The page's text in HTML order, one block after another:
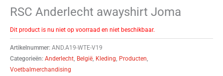
RSC Anderlecht awayshirt Joma
Dit product is nu niet op voorraad en niet beschikbaar.
Artikelnummer: AND.A19-WTE-V19
Categorieën: Anderlecht België Kleding Producten
Voetbalmerchandising